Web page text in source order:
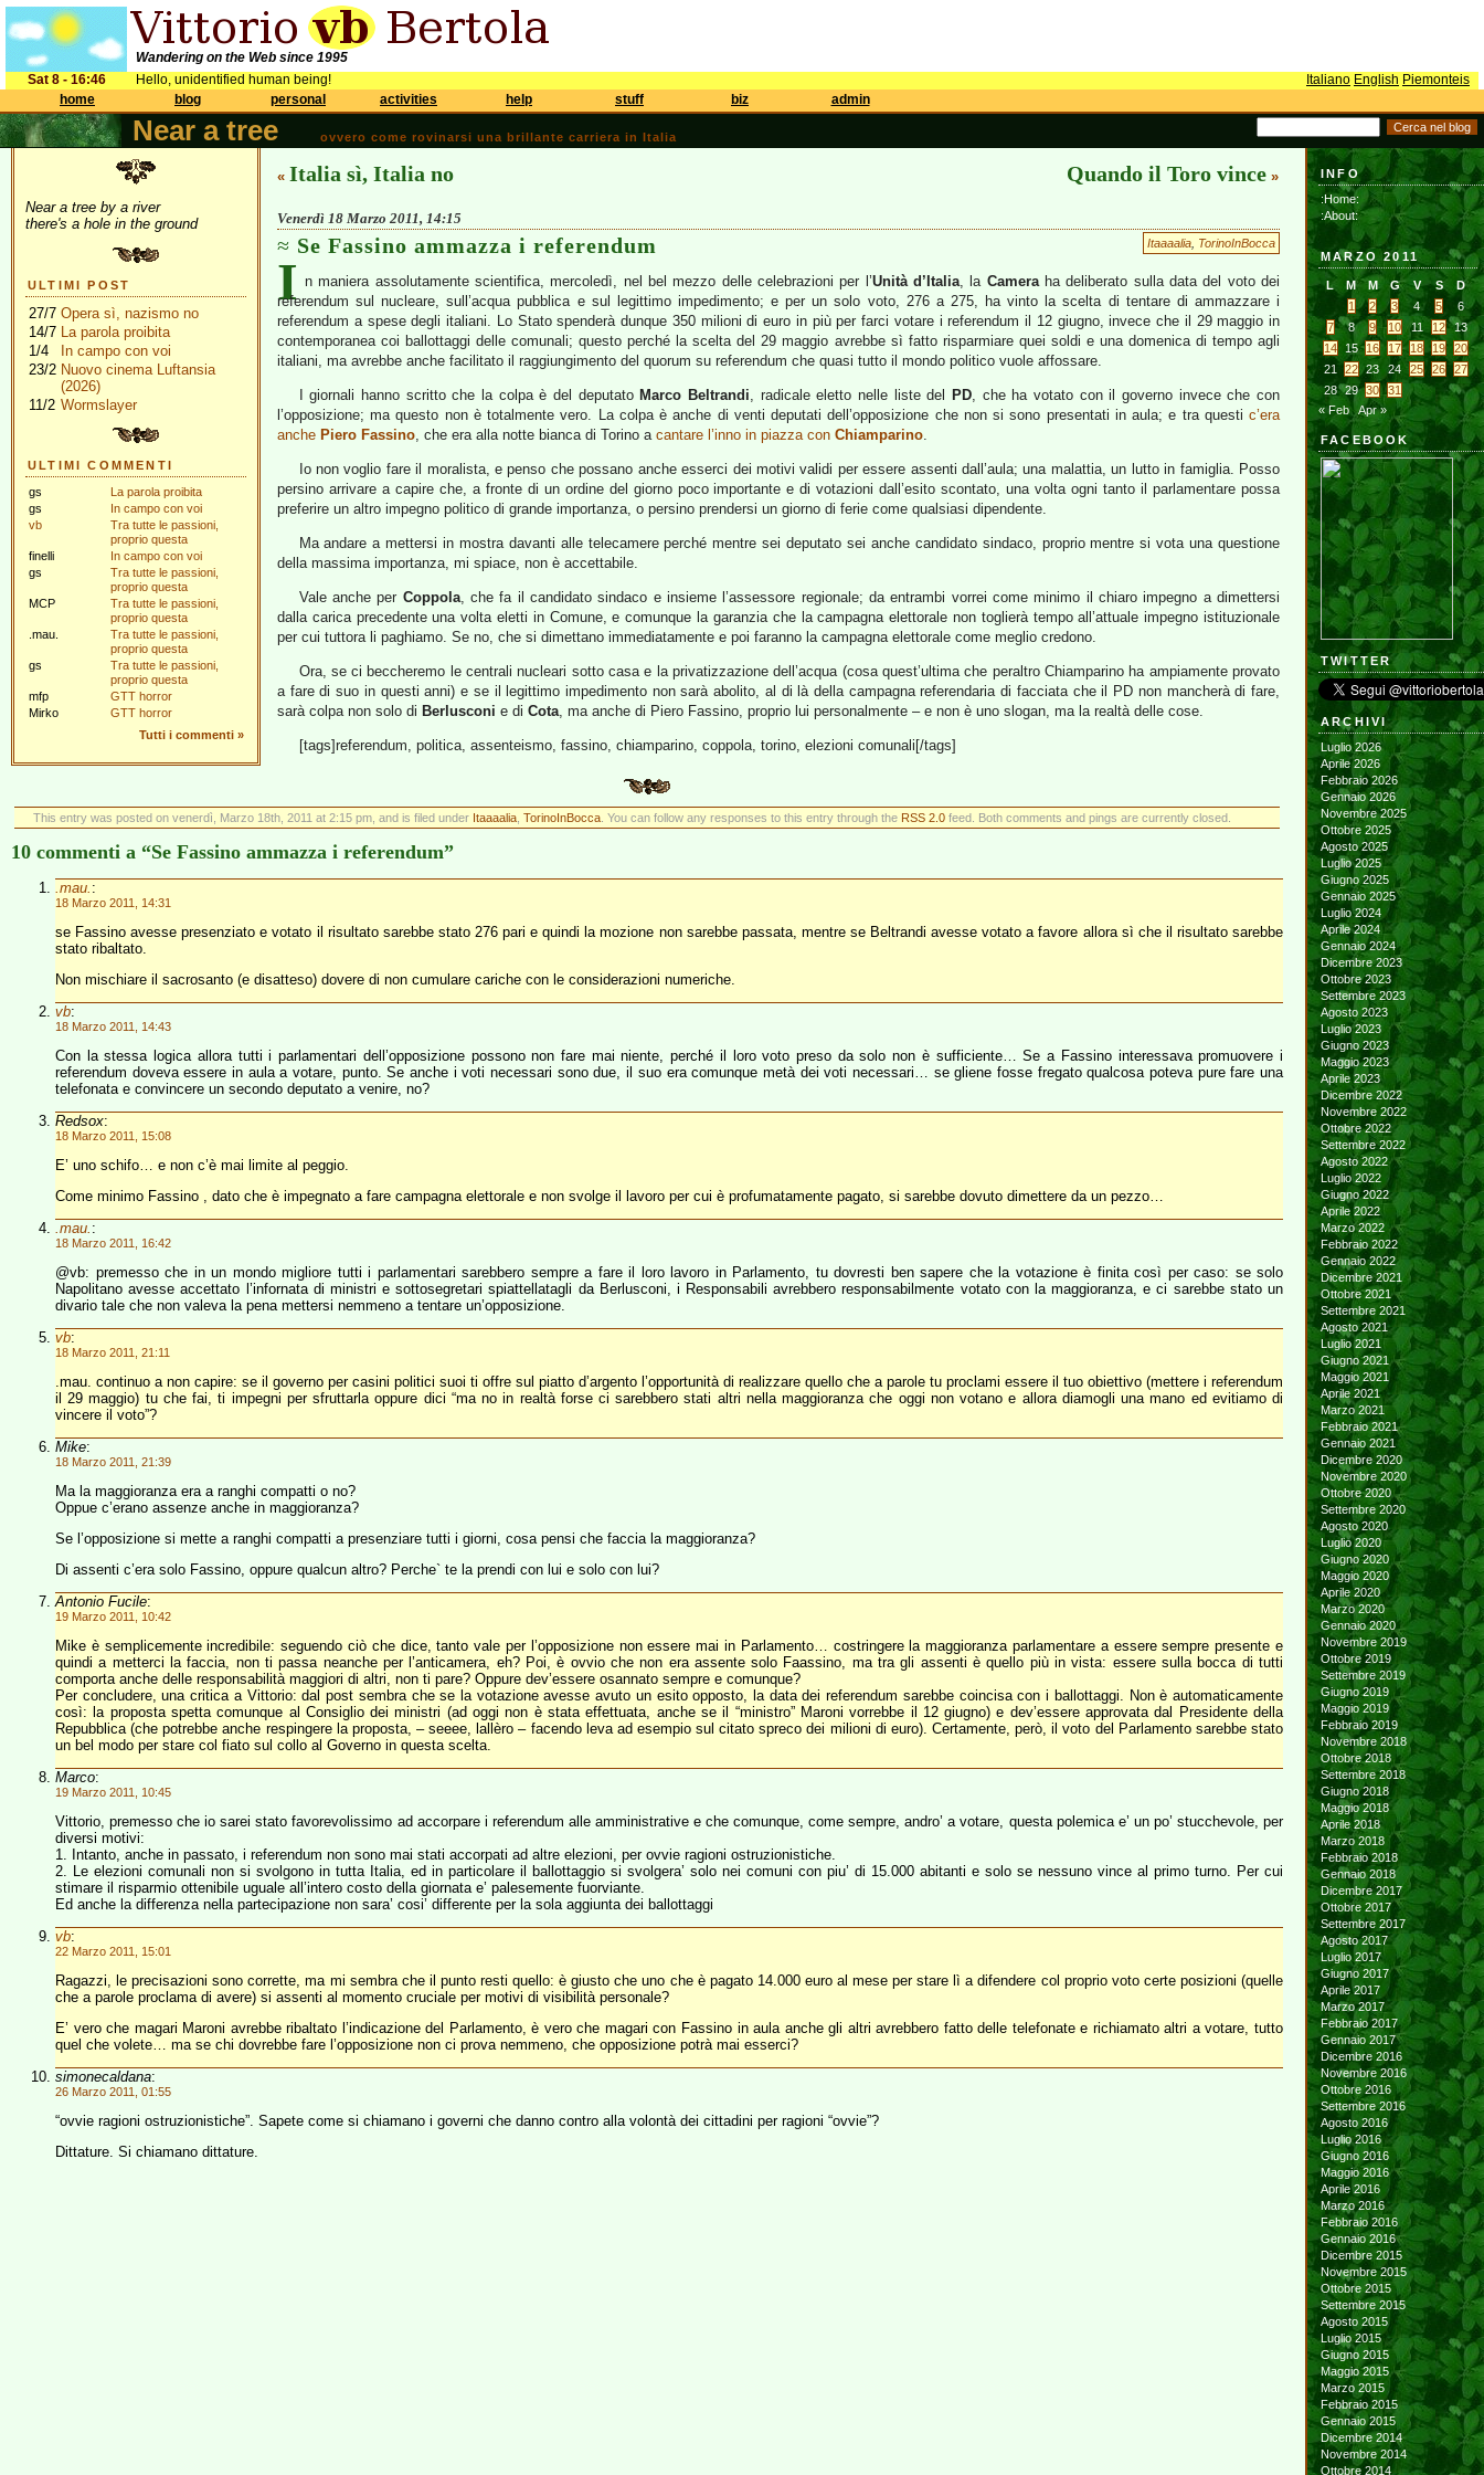
Wandering on the Web since 1995
Sat 8 - 16:46
Hello, unidentified human being! Italiano English Piemonteis
home
blog personal activities help stuff biz admin
Near a tree ovvero come rovinarsi una brillante carriera in Italia
Near a tree by a river
there's a hole in the ground
ULTIMI POST
27/7 Opera sì, nazismo no
14/7 La parola proibita
1/4
In campo con voi
23/2 Nuovo cinema Luftansia
(2026)
11/2 Wormslayer
ULTIMI COMMENTI
gs
La parola proibita
gs
In campo con voi
vb
Tra tutte le passioni,
proprio questa
finelli
In campo con voi
gs
Tra tutte le passioni,
proprio questa
MCP
Tra tutte le passioni,
proprio questa
.mau.
Tra tutte le passioni,
proprio questa
gs
Tra tutte le passioni,
proprio questa
mfp
GTT horror
Mirko
GTT horror
Tutti i commenti »
« Italia sì, Italia no Quando il Toro vince »
Venerdì 18 Marzo 2011, 14:15
Itaaaalia TorinoInBocca
Se Fassino ammazza i referendum
I n maniera assolutamente scientifica, mercoledì, nel bel mezzo delle celebrazioni per l’Unità d’Italia, la Cameraha deliberato sulla data del voto dei
referendum sul nucleare, sull’acqua pubblica e sul legittimo impedimento; e per un solo voto, 276 a 275, ha vinto la scelta di tentare di ammazzare i
referendum a spese degli italiani. Lo Stato spenderà dunque 350 milioni di euro in più per farci votare i referendum il 12 giugno, invece che il 29 maggio in
contemporanea coi ballottaggi delle comunali; questo perché la scelta del 29 maggio avrebbe sì fatto risparmiare quei soldi e una domenica di tempo agli
italiani, ma avrebbe anche facilitato il raggiungimento del quorum su referendum che quasi tutto il mondo politico vuole affossare.
I giornali hanno scritto che la colpa è del deputato Marco Beltrandi, radicale eletto nelle liste del PD, che ha votato con il governo invece che con
l’opposizione; ma questo non è totalmente vero. La colpa è anche di venti deputati dell’opposizione che non si sono presentati in aula; e tra questi c’era
anche Piero Fassino, che era alla notte bianca di Torino a cantare l’inno in piazza con Chiamparino.
Io non voglio fare il moralista, e penso che possano anche esserci dei motivi validi per essere assenti dall’aula; una malattia, un lutto in famiglia. Posso
persino arrivare a capire che, a fronte di un ordine del giorno poco importante e di votazioni dall’esito scontato, una volta ogni tanto il parlamentare possa
preferire un altro impegno politico di grande importanza, o persino prendersi un giorno di ferie come qualsiasi dipendente.
Ma andare a mettersi in mostra davanti alle telecamere perché mentre sei deputato sei anche candidato sindaco, proprio mentre si vota una questione
della massima importanza, mi spiace, non è accettabile.
Vale anche per Coppola, che fa il candidato sindaco e insieme l’assessore regionale; da entrambi vorrei come minimo il chiaro impegno a dimettersi
dalla carica precedente una volta eletti in Comune, e comunque la garanzia che la campagna elettorale non toglierà tempo all’attuale impegno istituzionale
per cui tuttora li paghiamo. Se no, che si dimettano immediatamente e poi faranno la campagna elettorale come meglio credono.
Ora, se ci beccheremo le centrali nucleari sotto casa e la privatizzazione dell’acqua (cosa quest’ultima che peraltro Chiamparino ha ampiamente provato
a fare di suo in questi anni) e se il legittimo impedimento non sarà abolito, al di là della campagna referendaria di facciata che il PD non mancherà di fare,
sarà colpa non solo di Berlusconi e di Cota, ma anche di Piero Fassino, proprio lui personalmente – e non è uno slogan, ma la realtà delle cose.
[tags]referendum, politica, assenteismo, fassino, chiamparino, coppola, torino, elezioni comunali[/tags]
This entry was posted on venerdì, Marzo 18th, 2011 at 2:15 pm, and is filed under Itaaaalia, TorinoInBocca. You can follow any responses to this entry through the RSS 2.0feed. Both comments and pings are currently closed.
10 commenti a “Se Fassino ammazza i referendum”
.mau. :
18 Marzo 2011, 14:31
se Fassino avesse presenziato e votato il risultato sarebbe stato 276 pari e quindi la mozione non sarebbe passata, mentre se Beltrandi avesse votato a favore allora sì che il risultato sarebbe
stato ribaltato.
Non mischiare il sacrosanto (e disatteso) dovere di non cumulare cariche con le considerazioni numeriche.
vb:
18 Marzo 2011, 14:43
Con la stessa logica allora tutti i parlamentari dell’opposizione possono non fare mai niente, perché il loro voto preso da solo non è sufficiente… Se a Fassino interessava promuovere i
referendum doveva essere in aula a votare, punto. Se anche i voti necessari sono due, il suo era comunque metà dei voti necessari… se gliene fosse fregato qualcosa poteva pure fare una
telefonata e convincere un secondo deputato a venire, no?
Redsox:
18 Marzo 2011, 15:08
E’ uno schifo… e non c’è mai limite al peggio.
Come minimo Fassino , dato che è impegnato a fare campagna elettorale e non svolge il lavoro per cui è profumatamente pagato, si sarebbe dovuto dimettere da un pezzo…
.mau. :
18 Marzo 2011, 16:42
@vb: premesso che in un mondo migliore tutti i parlamentari sarebbero sempre a fare il loro lavoro in Parlamento, tu dovresti ben sapere che la votazione è finita così per caso: se solo
Napolitano avesse accettato l’infornata di ministri e sottosegretari spiattellatagli da Berlusconi, i Responsabili avrebbero responsabilmente votato con la maggioranza, e ci sarebbe stato un
divario tale che non valeva la pena mettersi nemmeno a tentare un’opposizione.
vb:
18 Marzo 2011, 21:11
.mau. continuo a non capire: se il governo per casini politici suoi ti offre sul piatto d’argento l’opportunità di realizzare quello che a parole tu proclami essere il tuo obiettivo (mettere i referendum
il 29 maggio) tu che fai, ti impegni per sfruttarla oppure dici “ma no in realtà forse ci sarebbero stati altri nella maggioranza che oggi non votano e allora diamogli una mano ed evitiamo di
vincere il voto”?
Mike:
18 Marzo 2011, 21:39
Ma la maggioranza era a ranghi compatti o no?
Oppue c’erano assenze anche in maggioranza?
Se l’opposizione si mette a ranghi compatti a presenziare tutti i giorni, cosa pensi che faccia la maggioranza?
Di assenti c’era solo Fassino, oppure qualcun altro? Perche` te la prendi con lui e solo con lui?
Antonio Fucile:
19 Marzo 2011, 10:42
Mike è semplicemente incredibile: seguendo ciò che dice, tanto vale per l’opposizione non essere mai in Parlamento… costringere la maggioranza parlamentare a essere sempre presente e
quindi a metterci la faccia, non ti passa neanche per l’anticamera, eh? Poi, è ovvio che non era assente solo Faassino, ma tra gli assenti è quello più in vista: essere sulla bocca di tutti
comporta anche delle responsabilità maggiori di altri, non ti pare? Oppure dev’essere osannato sempre e comunque?
Per concludere, una critica a Vittorio: dal post sembra che se la votazione avesse avuto un esito opposto, la data dei referendum sarebbe coincisa con i ballottaggi. Non è automaticamente
così: la proposta spetta comunque al Consiglio dei ministri (ad oggi non è stata effettuata, anche se il “ministro” Maroni vorrebbe il 12 giugno) e dev’essere approvata dal Presidente della
Repubblica (che potrebbe anche respingere la proposta, – seeee, lallèro – facendo leva ad esempio sul citato spreco dei milioni di euro). Certamente, però, il voto del Parlamento sarebbe stato
un bel modo per stare col fiato sul collo al Governo in questa scelta.
Marco:
19 Marzo 2011, 10:45
Vittorio, premesso che io sarei stato favorevolissimo ad accorpare i referendum alle amministrative e che comunque, come sempre, andro’ a votare, questa polemica e’ un po’ stucchevole, per
diversi motivi:
1. Intanto, anche in passato, i referendum non sono mai stati accorpati ad altre elezioni, per ovvie ragioni ostruzionistiche.
2. Le elezioni comunali non si svolgono in tutta Italia, ed in particolare il ballottaggio si svolgera’ solo nei comuni con piu’ di 15.000 abitanti e solo se nessuno vince al primo turno. Per cui
stimare il risparmio ottenibile uguale all’intero costo della giornata e’ palesemente fuorviante.
Ed anche la differenza nella partecipazione non sara’ cosi’ differente per la sola aggiunta dei ballottaggi
vb:
22 Marzo 2011, 15:01
Ragazzi, le precisazioni sono corrette, ma mi sembra che il punto resti quello: è giusto che uno che è pagato 14.000 euro al mese per stare lì a difendere col proprio voto certe posizioni (quelle
che a parole proclama di avere) si assenti al momento cruciale per motivi di visibilità personale?
E’ vero che magari Maroni avrebbe ribaltato l’indicazione del Parlamento, è vero che magari con Fassino in aula anche gli altri avrebbero fatto delle telefonate e richiamato altri a votare, tutto
quel che volete… ma se chi dovrebbe fare l’opposizione non ci prova nemmeno, che opposizione potrà mai esserci?
simonecaldana:
26 Marzo 2011, 01:55
“ovvie ragioni ostruzionistiche”. Sapete come si chiamano i governi che danno contro alla volontà dei cittadini per ragioni “ovvie”?
Dittature. Si chiamano dittature.
INFO
:Home:
:About:
MARZO 2011
L M M G V S
D
1
2 3 4 5
6
7
8 9 10 11 12
13
14
15 16 17 18 19
20
21
22 23 24 25 26
27
28 29 30
31
« Feb
Apr »
FACEBOOK
TWITTER
ARCHIVI
Luglio 2026
Aprile 2026
Febbraio 2026
Gennaio 2026
Novembre 2025
Ottobre 2025
Agosto 2025
Luglio 2025
Giugno 2025
Gennaio 2025
Luglio 2024
Aprile 2024
Gennaio 2024
Dicembre 2023
Ottobre 2023
Settembre 2023
Agosto 2023
Luglio 2023
Giugno 2023
Maggio 2023
Aprile 2023
Dicembre 2022
Novembre 2022
Ottobre 2022
Settembre 2022
Agosto 2022
Luglio 2022
Giugno 2022
Aprile 2022
Marzo 2022
Febbraio 2022
Gennaio 2022
Dicembre 2021
Ottobre 2021
Settembre 2021
Agosto 2021
Luglio 2021
Giugno 2021
Maggio 2021
Aprile 2021
Marzo 2021
Febbraio 2021
Gennaio 2021
Dicembre 2020
Novembre 2020
Ottobre 2020
Settembre 2020
Agosto 2020
Luglio 2020
Giugno 2020
Maggio 2020
Aprile 2020
Marzo 2020
Gennaio 2020
Novembre 2019
Ottobre 2019
Settembre 2019
Giugno 2019
Maggio 2019
Febbraio 2019
Novembre 2018
Ottobre 2018
Settembre 2018
Giugno 2018
Maggio 2018
Aprile 2018
Marzo 2018
Febbraio 2018
Gennaio 2018
Dicembre 2017
Ottobre 2017
Settembre 2017
Agosto 2017
Luglio 2017
Giugno 2017
Aprile 2017
Marzo 2017
Febbraio 2017
Gennaio 2017
Dicembre 2016
Novembre 2016
Ottobre 2016
Settembre 2016
Agosto 2016
Luglio 2016
Giugno 2016
Maggio 2016
Aprile 2016
Marzo 2016
Febbraio 2016
Gennaio 2016
Dicembre 2015
Novembre 2015
Ottobre 2015
Settembre 2015
Agosto 2015
Luglio 2015
Giugno 2015
Maggio 2015
Marzo 2015
Febbraio 2015
Gennaio 2015
Dicembre 2014
Novembre 2014
Ottobre 2014